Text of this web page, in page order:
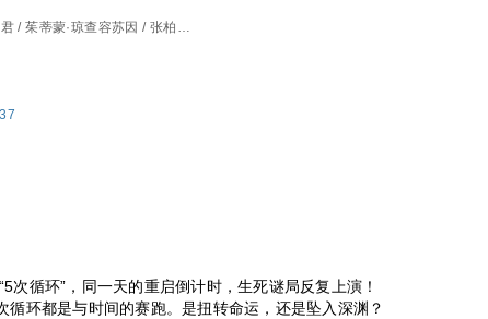
/ 茱蒂蒙·琼查容苏因 / 张柏嘉 /
次循环”，同一天的重启倒计时，生死谜局反复上演！
循环都是与时间的赛跑。是扭转命运，还是坠入深渊？